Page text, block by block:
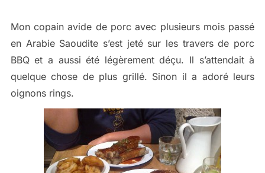
Mon copain avide de porc avec plusieurs mois passé
en Arabie Saoudite s’est jeté sur les travers de porc
BBQ et a aussi été légèrement déçu. Il s’attendait à
quelque chose de plus grillé. Sinon il a adoré leurs
oignons rings.